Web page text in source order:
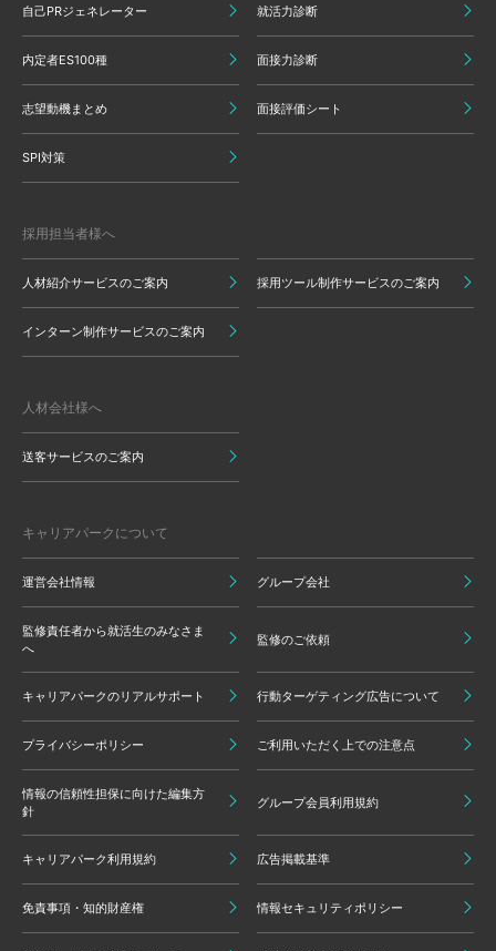
自己PRジェネレーター 就活力診断
内定者ES100種 面接力診断
志望動機まとめ 面接評価シート
SPI対策
採用担当者様へ
人材紹介サービスのご案内 採用ツール制作サービスのご案内
インターン制作サービスのご案内
人材会社様へ
送客サービスのご案内
キャリアパークについて
運営会社情報 グループ会社
監修責任者から就活生のみなさま
へ
監修のご依頼
キャリアパークのリアルサポート 行動ターゲティング広告について
プライバシーポリシー ご利用いただく上での注意点
情報の信頼性担保に向けた編集方
針
グループ会員利用規約
キャリアパーク利用規約 広告掲載基準
免責事項・知的財産権 情報セキュリティポリシー